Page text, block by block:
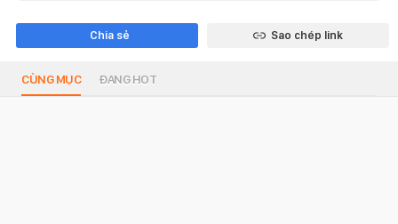
Chia sẻ Sao chép link
CÙNG MỤC ĐANG HOT